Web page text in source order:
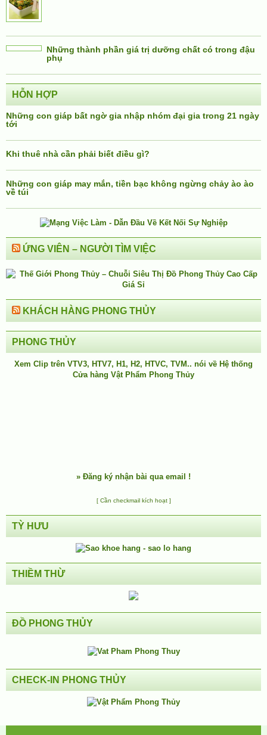
Những thành phần giá trị dưỡng chất có trong đậu
phụ
HỖN HỢP
Những con giáp bất ngờ gia nhập nhóm đại gia trong 21 ngày
tới
Khi thuê nhà cần phải biết điều gì?
Những con giáp may mắn, tiền bạc không ngừng chảy ào ào
về túi
ỨNG VIÊN – NGƯỜI TÌM VIỆC
KHÁCH HÀNG PHONG THỦY
PHONG THỦY
Xem Clip trên VTV3, HTV7, H1, H2, HTVC, TVM.. nói về Hệ thống
Cửa hàng Vật Phẩm Phong Thủy
» Đăng ký nhận bài qua email !
[ Cần checkmail kích hoạt ]
TỲ HƯU
THIỀM THỪ
ĐỒ PHONG THỦY
CHECK-IN PHONG THỦY